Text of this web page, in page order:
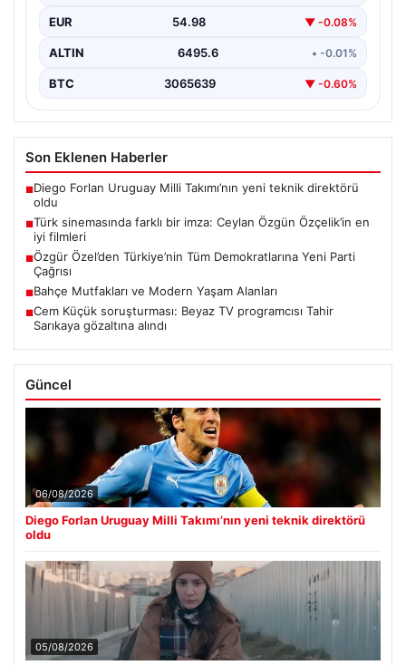
EUR 54.98 ▼ -0.08%
ALTIN 6495.6 • -0.01%
BTC 3065639 ▼ -0.60%
Son Eklenen Haberler
■Diego Forlan Uruguay Milli Takımı’nın yeni teknik direktörü
oldu
■Türk sinemasında farklı bir imza: Ceylan Özgün Özçelik’in en
iyi filmleri
■Özgür Özel’den Türkiye’nin Tüm Demokratlarına Yeni Parti
Çağrısı
■Bahçe Mutfakları ve Modern Yaşam Alanları
■Cem Küçük soruşturması: Beyaz TV programcısı Tahir
Sarıkaya gözaltına alındı
Güncel
06/08/2026
Diego Forlan Uruguay Milli Takımı’nın yeni teknik direktörü
oldu
05/08/2026